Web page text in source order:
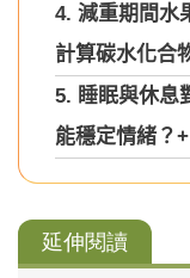
4. 減重期間水
計算碳水化合
5. 睡眠與休息
能穩定情緒？+